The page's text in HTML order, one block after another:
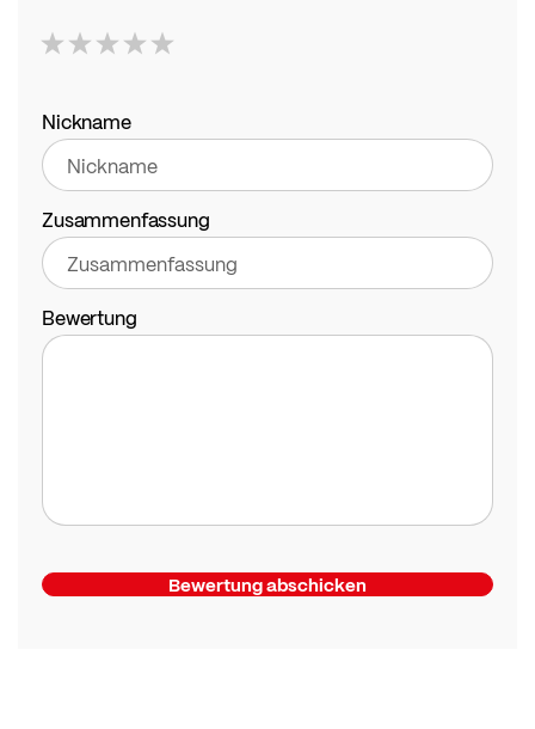
star
stars
stars
stars
stars
Nickname
Zusammenfassung
Bewertung
Bewertung abschicken